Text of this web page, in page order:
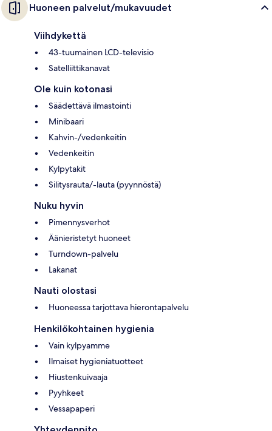
Huoneen palvelut/mukavuudet
Viihdykettä
43-tuumainen LCD-televisio
Satelliittikanavat
Ole kuin kotonasi
Säädettävä ilmastointi
Minibaari
Kahvin-/vedenkeitin
Vedenkeitin
Kylpytakit
Silitysrauta/-lauta (pyynnöstä)
Nuku hyvin
Pimennysverhot
Äänieristetyt huoneet
Turndown-palvelu
Lakanat
Nauti olostasi
Huoneessa tarjottava hierontapalvelu
Henkilökohtainen hygienia
Vain kylpyamme
Ilmaiset hygieniatuotteet
Hiustenkuivaaja
Pyyhkeet
Vessapaperi